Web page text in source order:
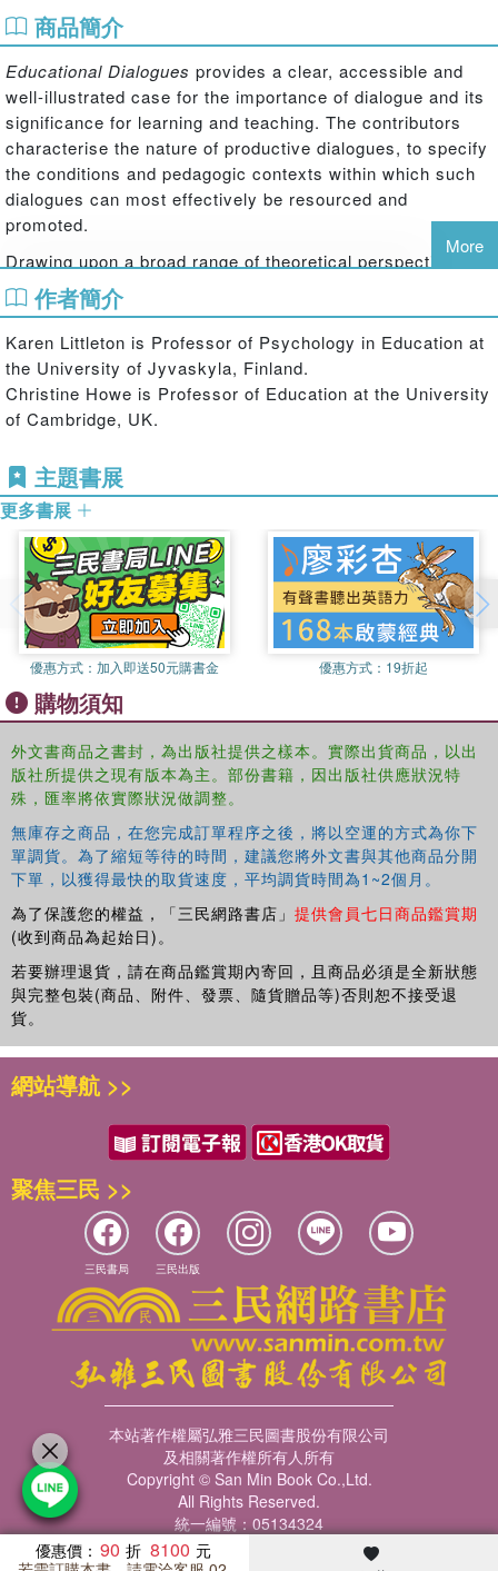
商品簡介
Educational Dialogues provides a clear, accessible and
well-illustrated case for the importance of dialogue and its
significance for learning and teaching. The contributors
characterise the nature of productive dialogues, to specify
the conditions and pedagogic contexts within which such
dialogues can most effectively be resourced and
promoted.
Drawing upon a broad range of theoretical perspectives,
this collection examines:
dialogues
teacher-student and student-student interaction in the curricular
contexts of mathematics, literacy, science, ICT and philosophy
the social contexts supporting productive dialogues
Bringing together contributions from a wide range of
internationally renowned researchers, this book will form
essential reading for all those concerned with the use of
dialogue in educational contexts.
More
作者簡介
Karen Littleton is Professor of Psychology in Education at
the University of Jyvaskyla, Finland.
Christine Howe is Professor of Education at the University
of Cambridge, UK.
主題書展
更多書展
優惠方式： 加入即送50元購書金 優惠方式： 19折起
購物須知
外文書商品之書封，為出版社提供之樣本。實際出貨商品，以出
版社所提供之現有版本為主。部份書籍，因出版社供應狀況特
殊，匯率將依實際狀況做調整。
無庫存之商品，在您完成訂單程序之後，將以空運的方式為你下
單調貨。為了縮短等待的時間，建議您將外文書與其他商品分開
下單，以獲得最快的取貨速度，平均調貨時間為1~2個月。
為了保護您的權益，「三民網路書店」 提供會員七日商品鑑賞期
(收到商品為起始日)。
若要辦理退貨，請在商品鑑賞期內寄回，且商品必須是全新狀態
與完整包裝(商品、附件、發票、隨貨贈品等)否則恕不接受退
貨。
優惠價： 90 8100
網站導航 >>
聚焦三民 >>
三民書局 三民出版
本站著作權屬弘雅三民圖書股份有限公司
及相關著作權所有人所有
Copyright © San Min Book Co.,Ltd.
All Rights Reserved.
統一編號：05134324